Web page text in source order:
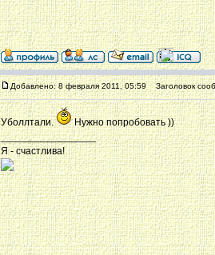
Добавлено: 8 февраля 2011, 05:59 Заголовок
Уболлтали.
Нужно попробовать ))
_________________
Я - счастлива!